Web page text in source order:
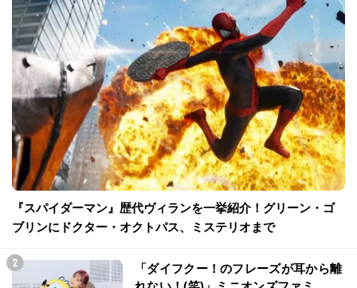
『スパイダーマン』歴代ヴィランを一挙紹介！グリーン・ゴ
ブリンにドクター・オクトパス、ミステリオまで
「ダイフクー！のフレーズが耳から離